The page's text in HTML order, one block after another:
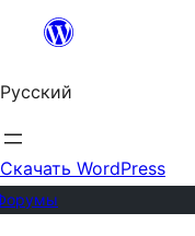
Перейти
содержимому
Русский
Скачать WordPress